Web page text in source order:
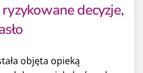
decyzje,
objęta opieką